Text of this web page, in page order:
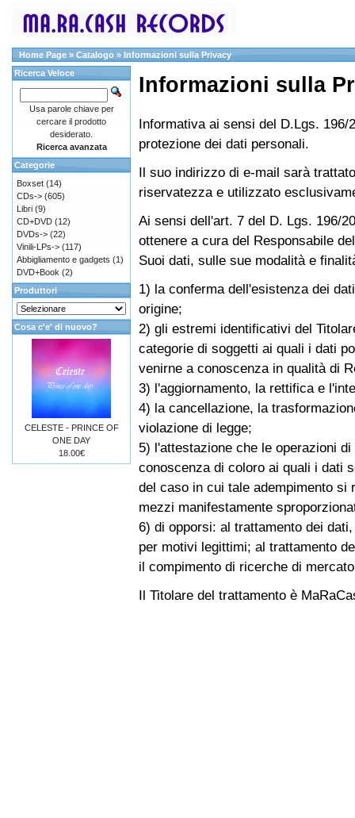
Home Page » Catalogo » Informazioni sulla Privacy
Informazioni sulla
Informativa ai sensi del D.Lgs.
protezione dei dati personali.
Il suo indirizzo di e-mail sarà
riservatezza e utilizzato
Ai sensi dell'art. 7 del D. Lgs. 196/
ottenere a cura del Responsabile
Suoi dati, sulle sue modalità e
1) la conferma dell'esistenza dei
origine;
2) gli estremi identificativi del
categorie di soggetti ai quali i dati
venirne a conoscenza in qualità di
3) l'aggiornamento, la rettifica e
4) la cancellazione, la
violazione di legge;
5) l'attestazione che le operazioni
conoscenza di coloro ai quali i dati
del caso in cui tale adempimento si
mezzi manifestamente
6) di opporsi: al trattamento dei
per motivi legittimi; al trattamento
il compimento di ricerche di
Il Titolare del trattamento è
Ricerca Veloce
Usa parole chiave per
cercare il prodotto
desiderato.
Ricerca avanzata
Categorie
Boxset (14)
CDs-> (605)
Libri (9)
CD+DVD (12)
DVDs-> (22)
Vinili-LPs-> (117)
Abbigliamento e gadgets (1)
DVD+Book (2)
Produttori
Cosa c'e' di nuovo?
CELESTE - PRINCE OF
ONE DAY
18.00€